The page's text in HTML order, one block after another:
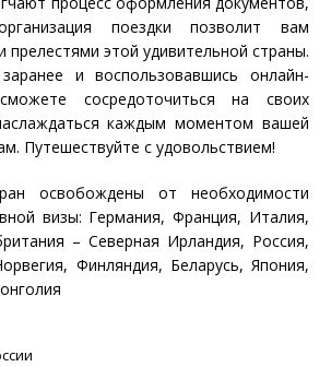
поездки позволит вам
прелестями этой удивительной страны.
и воспользовавшись онлайн-
сосредоточиться на своих
каждым моментом вашей
Путешествуйте с удовольствием!
освобождены от необходимости
визы: Германия, Франция, Италия,
– Северная Ирландия, Россия,
Финляндия, Беларусь, Япония,